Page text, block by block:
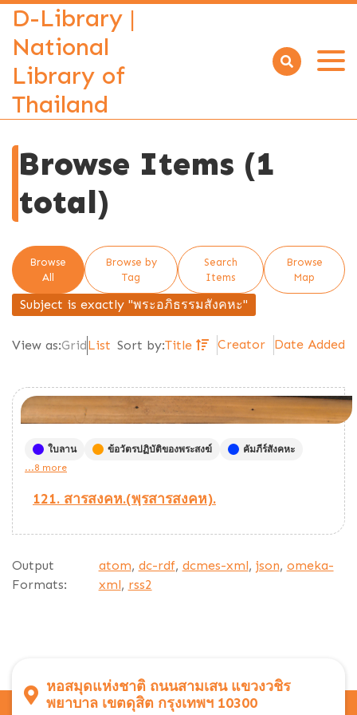
D-Library |
National
Library of
Thailand
Open
Browse Items (1
total)
Browse
All
Browse by
Tag
Search
Items
Browse
Map
Subject is exactly "พระอภิธรรมสังคหะ"
View as:GridList Sort by:Title Creator Date Added
ใบลาน ข้อวัตรปฏิบัติของพระสงฆ์
คัมภีร์สังคหะ
...8 more
121. สารสงคห.(พฺรสารสงคห).
Output
Formats:
atom, dc-rdf, dcmes-xml, json, omeka-
xml, rss2
หอสมุดแห่งชาติ ถนนสามเสน แขวงวชิร
พยาบาล เขตดุสิต กรุงเทพฯ 10300